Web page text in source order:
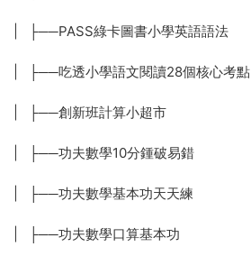
| ├──PASS綠卡圖書小學英語語法
| ├──吃透小學語文閱讀28個核心考點
| ├──創新班計算小超市
| ├──功夫數學10分鍾破易錯
| ├──功夫數學基本功天天練
| ├──功夫數學口算基本功